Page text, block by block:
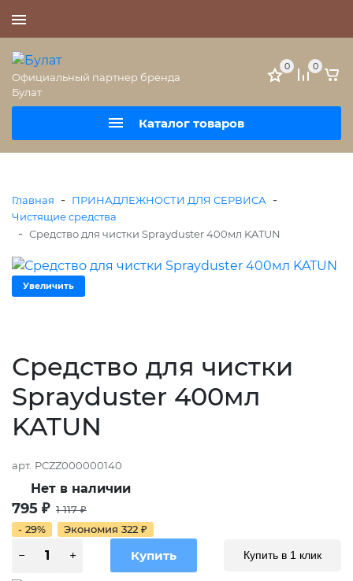
Официальный партнер бренда
Булат
Каталог товаров
0 0
Главная - ПРИНАДЛЕЖНОСТИ ДЛЯ СЕРВИСА -
Чистящие средства
- Средство для чистки Sprayduster 400мл KATUN
Увеличить
Средство для чистки
Sprayduster 400мл
KATUN
арт. PCZZ000000140
Нет в наличии
795 ₽ 1 117₽
- 29%
Экономия 322 ₽
Купить в 1 клик